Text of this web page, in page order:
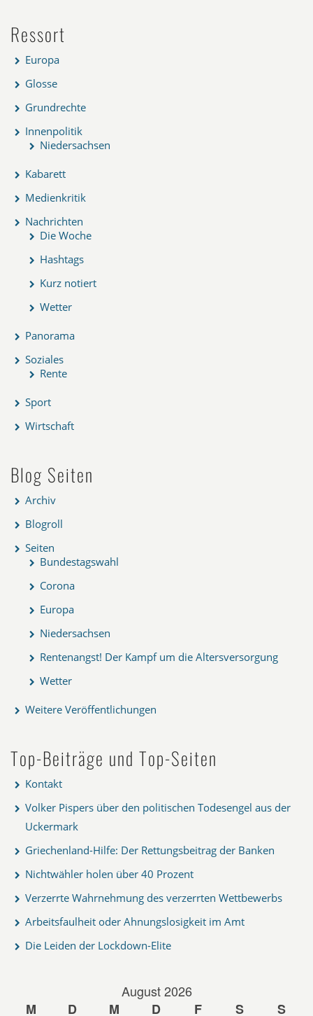
Ressort
Europa
Glosse
Grundrechte
Innenpolitik
Niedersachsen
Kabarett
Medienkritik
Nachrichten
Die Woche
Hashtags
Kurz notiert
Wetter
Panorama
Soziales
Rente
Sport
Wirtschaft
Blog Seiten
Archiv
Blogroll
Seiten
Bundestagswahl
Corona
Europa
Niedersachsen
Rentenangst! Der Kampf um die Altersversorgung
Wetter
Weitere Veröffentlichungen
Top-Beiträge und Top-Seiten
Kontakt
Volker Pispers über den politischen Todesengel aus der
Uckermark
Griechenland-Hilfe: Der Rettungsbeitrag der Banken
Nichtwähler holen über 40 Prozent
Verzerrte Wahrnehmung des verzerrten Wettbewerbs
Arbeitsfaulheit oder Ahnungslosigkeit im Amt
Die Leiden der Lockdown-Elite
August 2026
M
D M D F S S